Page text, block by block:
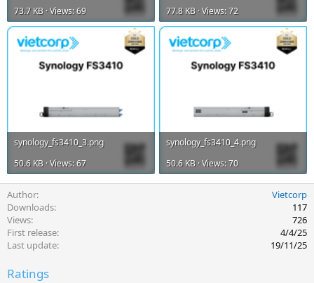
73.7 KB · Views: 69
77.8 KB · Views: 72
synology_fs3410_3.png
50.6 KB · Views: 67
synology_fs3410_4.png
50.6 KB · Views: 70
Author
Vietcorp
Downloads
117
Views
726
First release
4/4/25
Last update
19/11/25
Ratings